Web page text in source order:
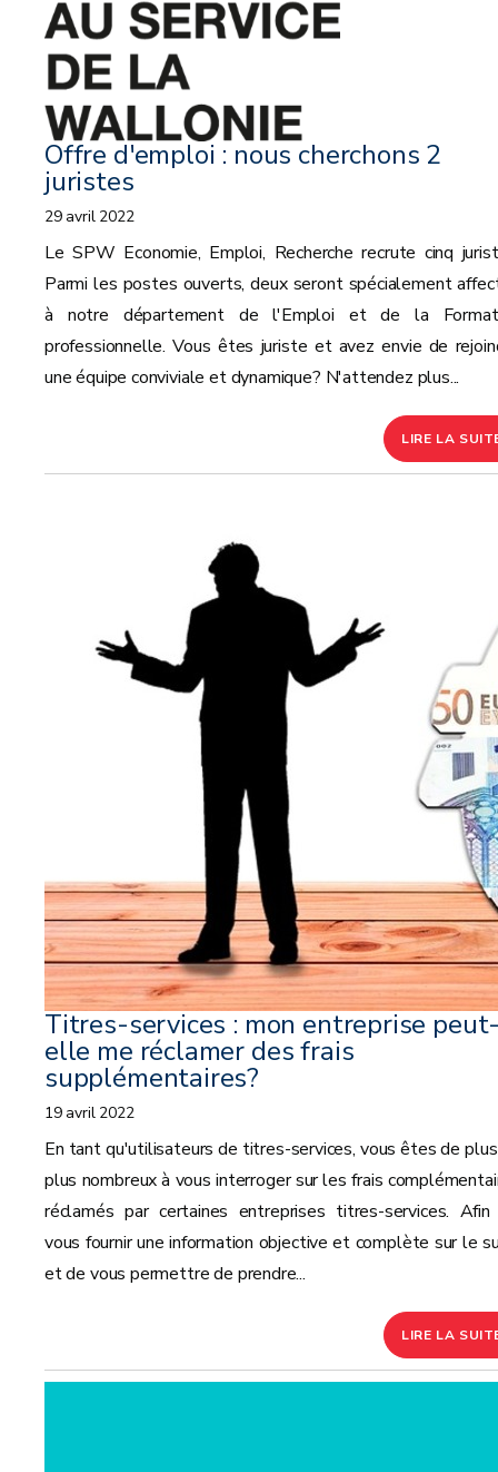
Offre d'emploi : nous cherchons 2
juristes
29 avril 2022
Le SPW Economie, Emploi, Recherche recrute cinq
Parmi les postes ouverts, deux seront spécialement
à notre département de l'Emploi et de la
professionnelle. Vous êtes juriste et avez envie de
une équipe conviviale et dynamique? N'attendez plus...
LIRE LA
Titres-services : mon entreprise
elle me réclamer des frais
supplémentaires?
19 avril 2022
En tant qu'utilisateurs de titres-services, vous êtes de
plus nombreux à vous interroger sur les frais
réclamés par certaines entreprises titres-services.
vous fournir une information objective et complète sur le
et de vous permettre de prendre...
LIRE LA